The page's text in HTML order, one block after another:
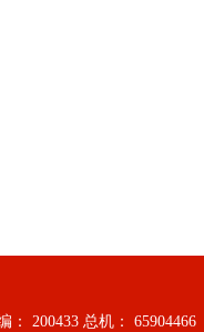
200433 总机： 65904466